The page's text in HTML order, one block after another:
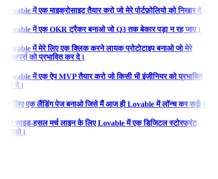
Lovable में एक माइक्रोसाइट तैयार करो जो मेरे पोर्टफ़ोलियो को निखार दे।
Lovable में एक OKR ट्रैकर बनाओ जो Q3 तक बेकार पड़ा न रह जाए।
Lovable में मेरे लिए एक क्लिक करने लायक प्रोटोटाइप बनाओ जो मेरे
डेवलपर्स को प्रभावित कर दे।
Lovable में एक ऐप MVP तैयार करो जो किसी भी इंजीनियर को प्रभावित
कर दे।
मेरे लिए एक लैंडिंग पेज बनाओ जिसे मैं आज ही Lovable में लॉन्च कर सकूँ।
मेरी साइड-हसल मर्च लाइन के लिए Lovable में एक डिजिटल स्टोरफ्रंट
बनाओ।